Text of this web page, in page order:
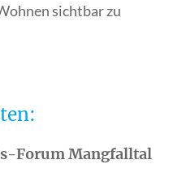
sichtbar zu
Forum Mangfalltal